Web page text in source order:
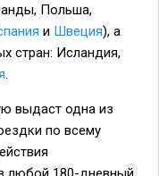
Польша,
и Швеция), а
стран: Исландия,
.
выдаст одна из
по всему